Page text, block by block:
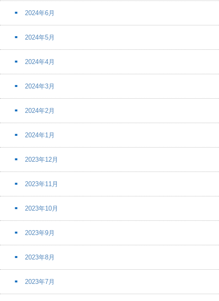
2024年6月
2024年5月
2024年4月
2024年3月
2024年2月
2024年1月
2023年12月
2023年11月
2023年10月
2023年9月
2023年8月
2023年7月